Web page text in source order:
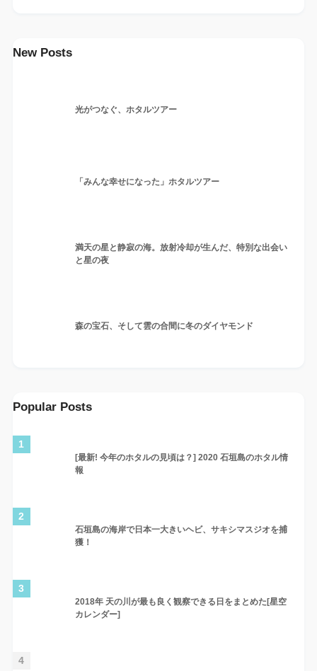
New Posts
光がつなぐ、ホタルツアー
「みんな幸せになった」ホタルツアー
満天の星と静寂の海。放射冷却が生んだ、特別な出会い
と星の夜
森の宝石、そして雲の合間に冬のダイヤモンド
Popular Posts
1
[最新! 今年のホタルの見頃は？] 2020 石垣島のホタル情
報
2
石垣島の海岸で日本一大きいヘビ、サキシマスジオを捕
獲！
3
2018年 天の川が最も良く観察できる日をまとめた[星空
カレンダー]
4